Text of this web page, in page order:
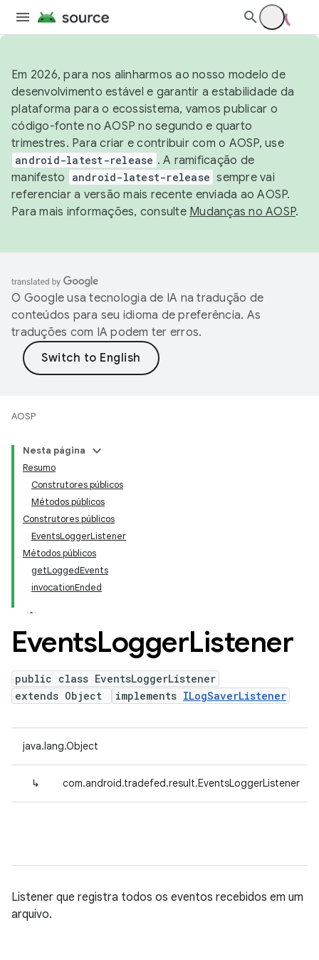
Em 2026, para nos alinharmos ao nosso modelo de
desenvolvimento estável e garantir a estabilidade da
plataforma para o ecossistema, vamos publicar o
código-fonte no AOSP no segundo e quarto
trimestres. Para criar e contribuir com o AOSP, use
android-latest-release . A ramificação de
manifesto
android-latest-release sempre vai
referenciar a versão mais recente enviada ao AOSP.
Para mais informações, consulte Mudanças no AOSP.
O Google usa tecnologia de IA na tradução de
conteúdos para seu idioma de preferência. As
traduções com IA podem ter erros.
AOSP
Nesta página
Resumo
Construtores públicos
Métodos públicos
Construtores públicos
EventsLoggerListener
Métodos públicos
getLoggedEvents
invocationEnded
EventsLoggerListener
public class EventsLoggerListener
extends Object
implements ILogSaverListener
java.lang.Object
↳ com.android.tradefed.result.EventsLoggerListener
Listener que registra todos os eventos recebidos em um
arquivo.